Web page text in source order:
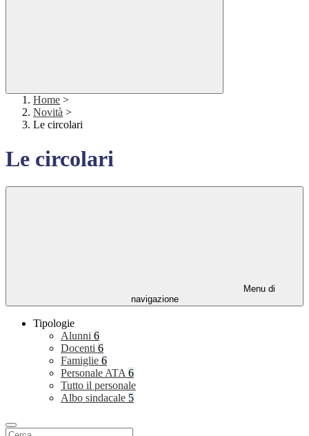
Home >
Novità >
Le circolari
Le circolari
Menu di
navigazione
Tipologie
Alunni 6
Docenti 6
Famiglie 6
Personale ATA 6
Tutto il personale
Albo sindacale 5